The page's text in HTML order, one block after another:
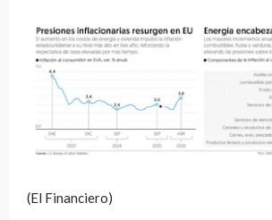
(El Financiero)